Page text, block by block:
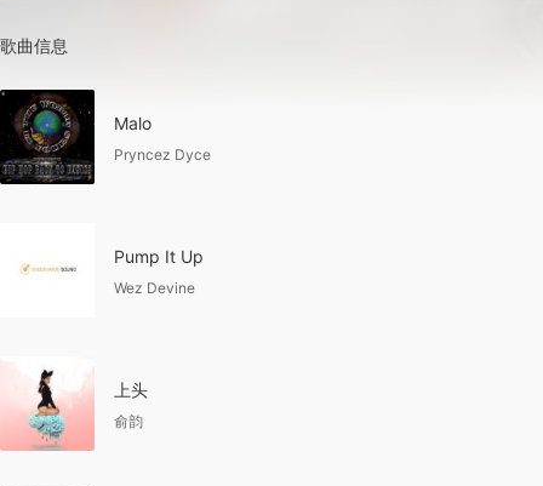
歌曲信息
Malo
Pryncez Dyce
Pump It Up
Wez Devine
上头
俞韵